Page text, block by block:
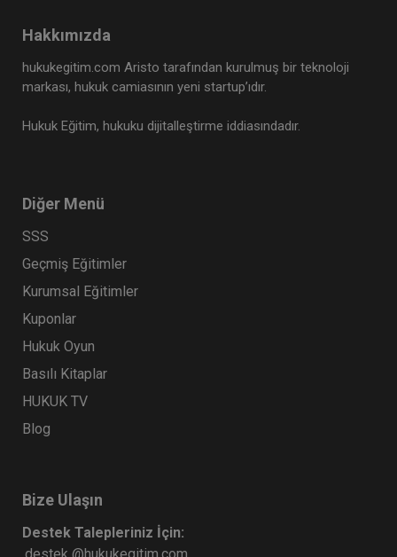
Noktaları Video Eğitimi
300 TL Sepete Ekle
İcra İflas Hukukunda Haciz İşlemleri
Video Eğitimi
Atilla GÜNDOĞAN
Hakkımızda
hukukegitim.com Aristo tarafından kurulmuş bir teknoloji
markası, hukuk camiasının yeni startup’ıdır.
Hukuk Eğitim, hukuku dijitalleştirme iddiasındadır.
Diğer Menü
SSS
Geçmiş Eğitimler
Kurumsal Eğitimler
Kuponlar
Hukuk Oyun
Basılı Kitaplar
HUKUK TV
Blog
Bize Ulaşın
Destek Talepleriniz İçin: